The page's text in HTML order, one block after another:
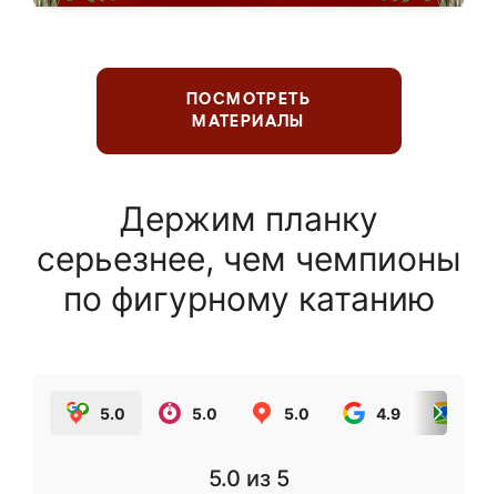
ПОСМОТРЕТЬ
МАТЕРИАЛЫ
Держим планку
серьезнее, чем чемпионы
по фигурному катанию
5.0 5.0 5.0 4.9
5.0 из 5